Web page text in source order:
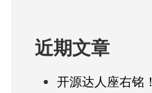
近期文章
开源达人座右铭！